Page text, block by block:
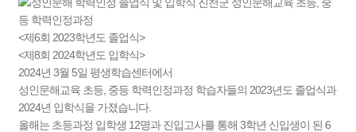
등 학력인정과정
<제6회 2023학년도 졸업식>
<제8회 2024학년도 입학식>
2024년 3월 5일 평생학습센터에서
성인문해교육 초등, 중등 학력인정과정 학습자들의 2023년도 졸업식과
2024년 입학식을 가졌습니다.
올해는 초등과정 입학생 12명과 진입고사를 통해 3학년 신입생이 된 6